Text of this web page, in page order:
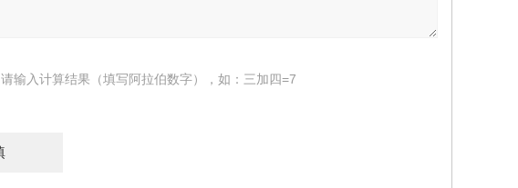
请输入计算结果（填写阿拉伯数字），如：三加四=7